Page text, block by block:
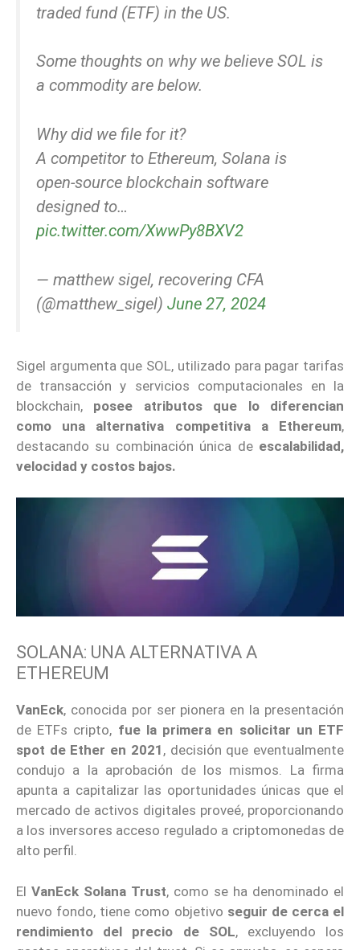
traded fund (ETF) in the US.
Some thoughts on why we believe SOL is
a commodity are below.
Why did we file for it?
A competitor to Ethereum, Solana is
open-source blockchain software
designed to…
pic.twitter.com/XwwPy8BXV2
— matthew sigel, recovering CFA
(@matthew_sigel) June 27, 2024
Sigel argumenta que SOL, utilizado para pagar tarifas
de transacción y servicios computacionales en la
blockchain, posee atributos que lo diferencian
como una alternativa competitiva a Ethereum,
destacando su combinación única de escalabilidad,
velocidad y costos bajos.
SOLANA: UNA ALTERNATIVA A
ETHEREUM
VanEck, conocida por ser pionera en la presentación
de ETFs cripto, fue la primera en solicitar un ETF
spot de Ether en 2021 , decisión que eventualmente
condujo a la aprobación de los mismos. La firma
apunta a capitalizar las oportunidades únicas que el
mercado de activos digitales proveé, proporcionando
a los inversores acceso regulado a criptomonedas de
alto perfil.
El VanEck Solana Trust, como se ha denominado el
nuevo fondo, tiene como objetivo seguir de cerca el
rendimiento del precio de SOL, excluyendo los